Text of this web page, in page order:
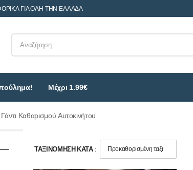
ΓΙΑ ΟΛΗ ΤΗΝ ΕΛΛΑΔΑ
Μέχρι 1.99€
Καθαρισμού Αυτοκινήτου
ΤΑΞΙΝΌΜΗΣΗ ΚΑΤΆ :